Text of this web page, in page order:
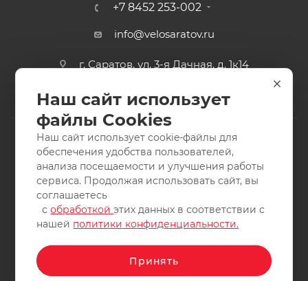
+7 8452 253-002
info@velosaratov.ru
г. Саратов, ул. 3-я Дачная, д. 1к14
2011-2026 © интернет-магазин спортивных товаров
ВелоСаратов. Не является публичной офертой. Все права
защищены. Заимствование материалов и фотографий
запрещено.
Наш сайт использует
файлы Cookies
Наш сайт использует cookie-файлы для
обеспечения удобства пользователей,
анализа посещаемости и улучшения работы
сервиса. Продолжая использовать сайт, вы
соглашаетесь
собработкойэтих данных в соответствии с
нашей политики конфиденциальности.
Принять